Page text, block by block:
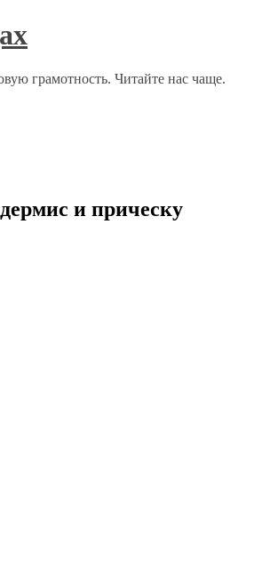
грамотность. Читайте нас чаще.
и прическу